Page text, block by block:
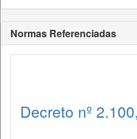
Normas Referenciadas
Decreto nº